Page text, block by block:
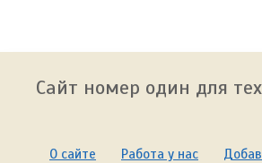
Сайт номер один для
О сайте Работа у нас